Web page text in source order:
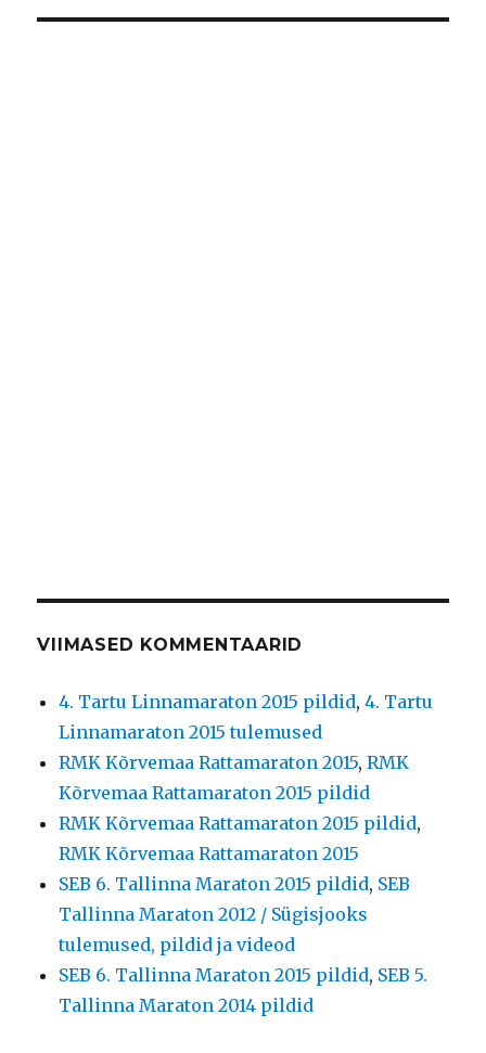
VIIMASED KOMMENTAARID
4. Tartu Linnamaraton 2015 pildid,4. Tartu
Linnamaraton 2015 tulemused
RMK Kõrvemaa Rattamaraton 2015,RMK
Kõrvemaa Rattamaraton 2015 pildid
RMK Kõrvemaa Rattamaraton 2015 pildid,
RMK Kõrvemaa Rattamaraton 2015
SEB 6. Tallinna Maraton 2015 pildid, SEB
Tallinna Maraton 2012 / Sügisjooks
tulemused, pildid ja videod
SEB 6. Tallinna Maraton 2015 pildid, SEB 5.
Tallinna Maraton 2014 pildid